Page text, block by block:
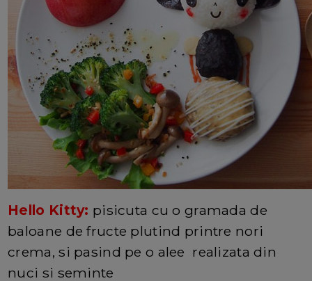
Hello Kitty: pisicuta cu o gramada de
baloane de fructe plutind printre nori
crema, si pasind pe o alee realizata din
nuci si seminte